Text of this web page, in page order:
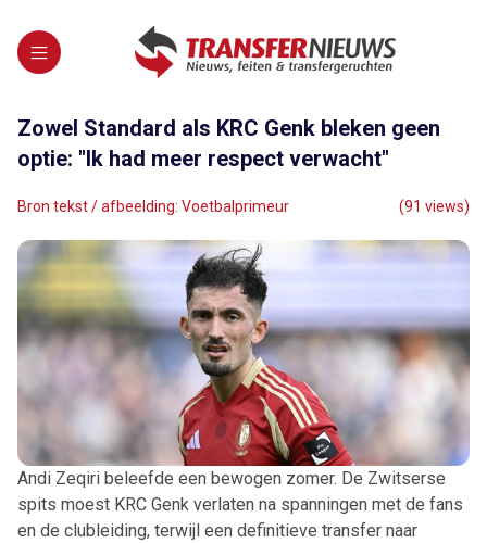
Zowel Standard als KRC Genk bleken geen
optie: "Ik had meer respect verwacht"
Bron tekst / afbeelding: Voetbalprimeur (91 views)
Andi Zeqiri beleefde een bewogen zomer. De Zwitserse
spits moest KRC Genk verlaten na spanningen met de fans
en de clubleiding, terwijl een definitieve transfer naar